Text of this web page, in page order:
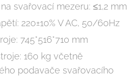
svařovací mezeru: ≤1,2 mm
220±10% V AC, 50/60Hz
745*516*710 mm
160 kg včetně
podavače svařovacího